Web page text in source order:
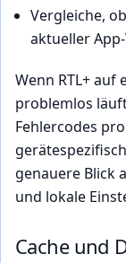
Vergleiche,
aktueller
Wenn RTL+
problemlos
Fehlercodes
genauere Blick
und lokale
Cache und